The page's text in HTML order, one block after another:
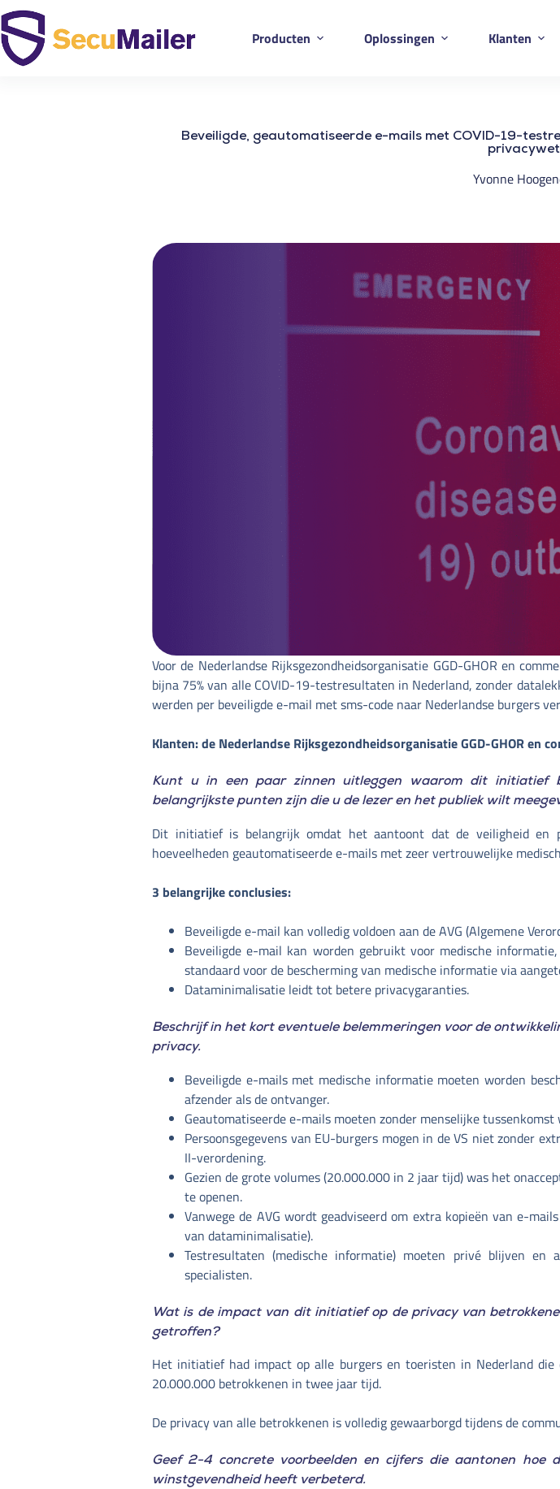
Producten Oplossingen Klanten
Beveiligde, geautomatiseerde e-mails met COVID-19-
Yvonne
Voor de Nederlandse Rijksgezondheidsorganisatie GGD-GHOR en
bijna 75% van alle COVID-19-testresultaten in Nederland, zonder
werden per beveiligde e-mail met sms-code naar Nederlandse burgers
Klanten: de Nederlandse Rijksgezondheidsorganisatie GGD-GHOR en
Kunt u in een paar zinnen uitleggen waarom dit initiatief
belangrijkste punten zijn die u de lezer en het publiek wilt
Dit initiatief is belangrijk omdat het aantoont dat de veiligheid en
hoeveelheden geautomatiseerde e-mails met zeer vertrouwelijke
3 belangrijke conclusies:
Beveiligde e-mail kan volledig voldoen aan de AVG (Algemene
Beveiligde e-mail kan worden gebruikt voor medische
standaard voor de bescherming van medische informatie via
Dataminimalisatie leidt tot betere privacygaranties.
Beschrijf in het kort eventuele belemmeringen voor de
privacy.
Beveiligde e-mails met medische informatie moeten worden
afzender als de ontvanger.
Geautomatiseerde e-mails moeten zonder menselijke
Persoonsgegevens van EU-burgers mogen in de VS niet zonder
II-verordening.
Gezien de grote volumes (20.000.000 in 2 jaar tijd) was het
te openen.
Vanwege de AVG wordt geadviseerd om extra kopieën van e-
van dataminimalisatie).
Testresultaten (medische informatie) moeten privé blijven
specialisten.
Wat is de impact van dit initiatief op de privacy van
getroffen?
Het initiatief had impact op alle burgers en toeristen in Nederland
20.000.000 betrokkenen in twee jaar tijd.
De privacy van alle betrokkenen is volledig gewaarborgd tijdens de
Geef 2-4 concrete voorbeelden en cijfers die aantonen
winstgevendheid heeft verbeterd.